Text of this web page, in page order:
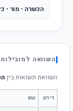
הכשרה - מור -
השוואה
השוואת תשואות בין
דירוג שם